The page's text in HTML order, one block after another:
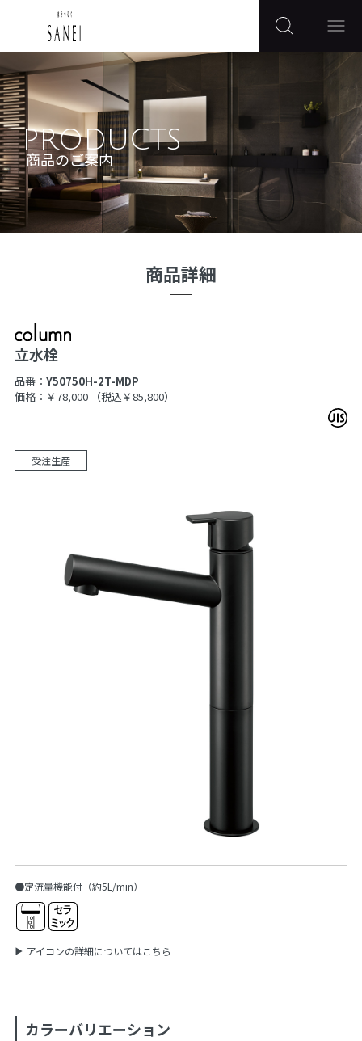
PRODUCTS
商品のご案内
商品詳細
立水栓
品番： Y50750H-2T-MDP
価格：￥78,000
（税込￥85,800）
受注生産
●定流量機能付（約5L/min）
アイコンの詳細についてはこちら
カラーバリエーション